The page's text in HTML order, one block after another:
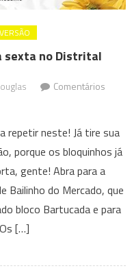
sexta no Distrital
Comentários
do
Distrital
repetir neste! Já tire sua
porque os bloquinhos já
gente! Abra para a
Bailinho do Mercado, que
bloco Bartucada e para
[…]